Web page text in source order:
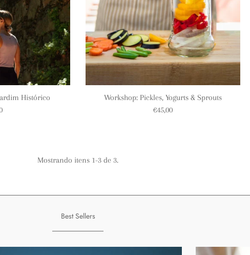
Histórico
Workshop: Pickles, Yogurts & Sprouts
€45,00
Mostrando itens 1-3 de 3.
Best Sellers